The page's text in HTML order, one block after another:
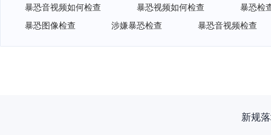
暴恐音视频如何检查 暴恐视频如何检查
暴恐检
暴恐图像检查
涉嫌暴恐检查 暴恐音视频检查
再获